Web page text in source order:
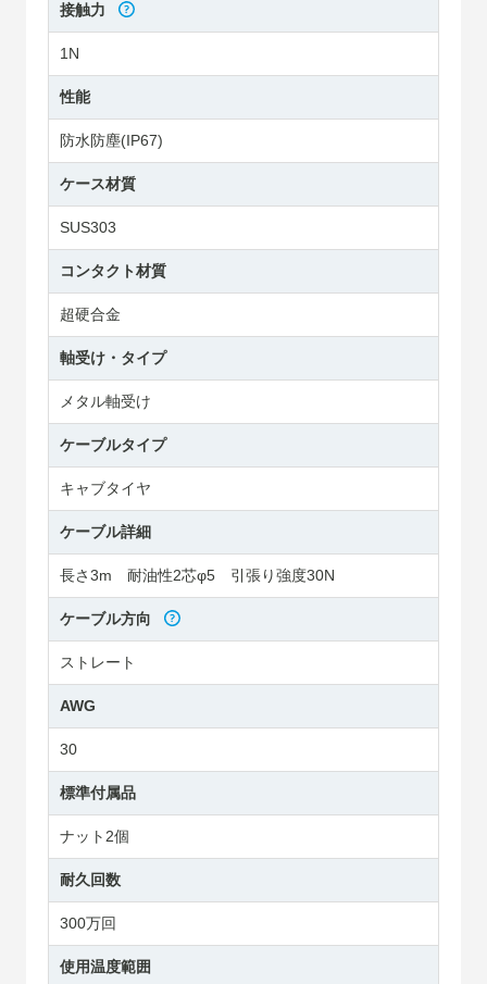
接触力
1N
性能
防水防塵(IP67)
ケース材質
SUS303
コンタクト材質
超硬合金
軸受け・タイプ
メタル軸受け
ケーブルタイプ
キャブタイヤ
ケーブル詳細
長さ3m 耐油性2芯φ5 引張り強度30N
ケーブル方向
ストレート
AWG
30
標準付属品
ナット2個
耐久回数
300万回
使用温度範囲